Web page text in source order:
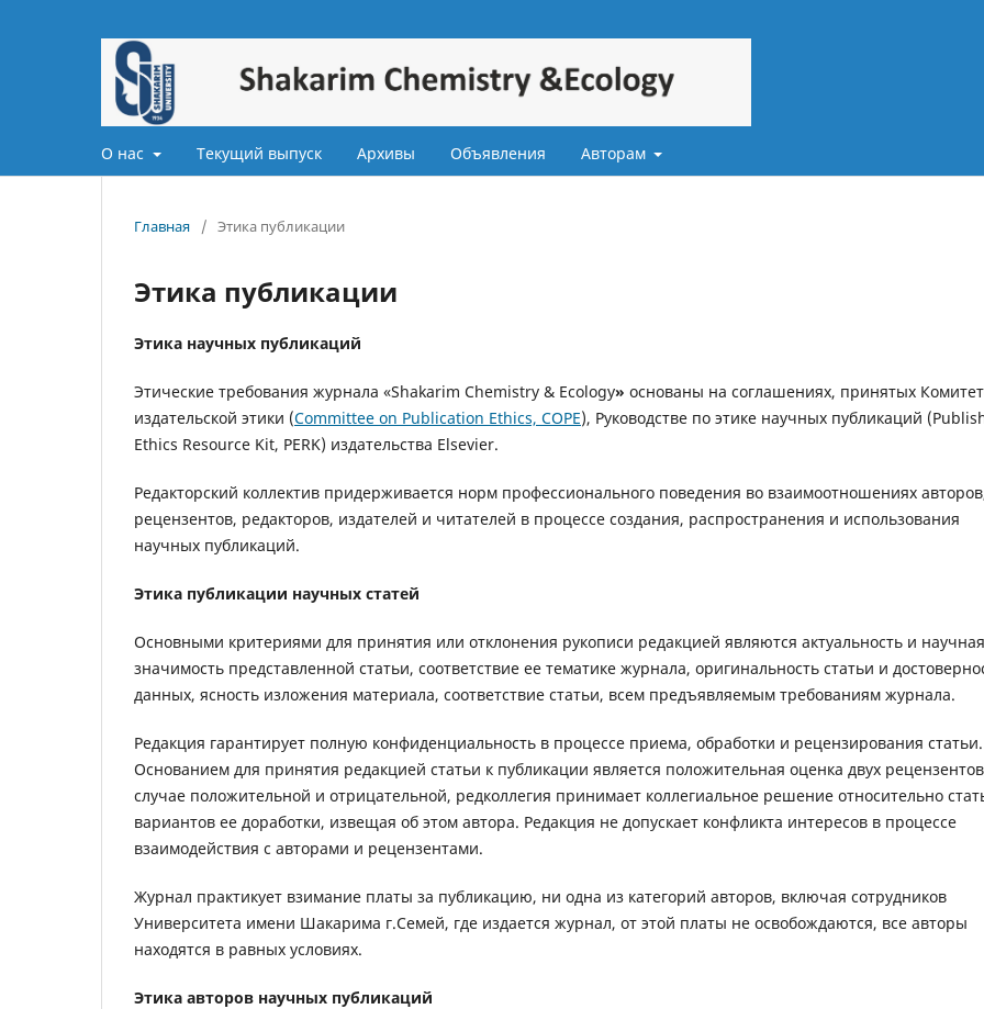
О нас Текущий выпуск Архивы Объявления Авторам
Главная / Этика публикации
Этика публикации
Этика научных публикаций
Этические требования журнала «Shakarim Chemistry & Ecology» основаны на соглашениях, принятых
издательской этики (Committee on Publication Ethics, COPE), Руководстве по этике научных публикаций
Ethics Resource Kit, PERK) издательства Elsevier.
Редакторский коллектив придерживается норм профессионального поведения во взаимоотношениях
рецензентов, редакторов, издателей и читателей в процессе создания, распространения и использования
научных публикаций.
Этика публикации научных статей
Основными критериями для принятия или отклонения рукописи редакцией являются актуальность и научная
значимость представленной статьи, соответствие ее тематике журнала, оригинальность статьи и
данных, ясность изложения материала, соответствие статьи, всем предъявляемым требованиям журнала.
Редакция гарантирует полную конфиденциальность в процессе приема, обработки и рецензирования статьи.
Основанием для принятия редакцией статьи к публикации является положительная оценка двух
случае положительной и отрицательной, редколлегия принимает коллегиальное решение относительно
вариантов ее доработки, извещая об этом автора. Редакция не допускает конфликта интересов в процессе
взаимодействия с авторами и рецензентами.
Журнал практикует взимание платы за публикацию, ни одна из категорий авторов, включая сотрудников
Университета имени Шакарима г.Семей, где издается журнал, от этой платы не освобождаются, все авторы
находятся в равных условиях.
Этика авторов научных публикаций